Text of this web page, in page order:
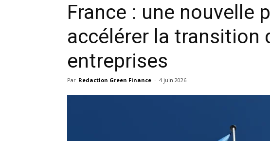
France : une nouvelle
accélérer la transition
entreprises
Par Redaction Green Finance - 4 juin 2026